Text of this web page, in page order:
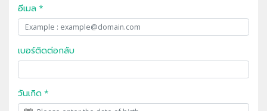
อีเมล *
เบอร์ติดต่อกลับ
วันเกิด *